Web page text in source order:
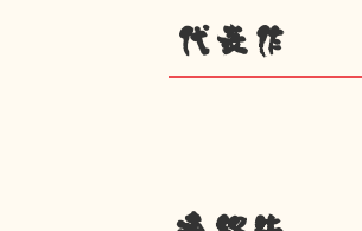
代表作